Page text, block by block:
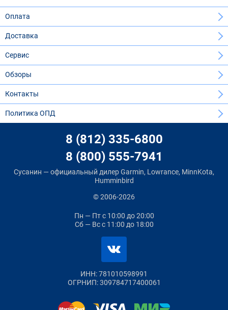
Оплата
Доставка
Сервис
Обзоры
Контакты
Политика ОПД
8 (812) 335-6800
8 (800) 555-7941
Сусанин — официальный дилер Garmin, Lowrance, MinnKota,
Humminbird
© 2006-2026
Пн — Птс 10:00 до 20:00
Сб — Всс 11:00 до 18:00
ИНН: 781010598991
ОГРНИП: 309784717400061